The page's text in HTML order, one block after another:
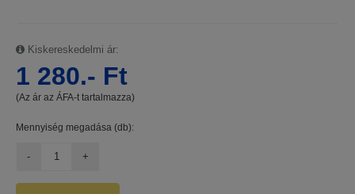
Kiskereskedelmi ár:
1 280.- Ft
(Az ár az ÁFA-t tartalmazza)
Mennyiség megadása (db):